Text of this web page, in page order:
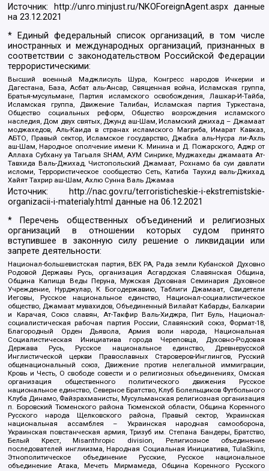
Источник: http://unro.minjust.ru/NKOForeignAgent.aspxданные
на23.12.2021
* Единый федеральный список организаций, в том числе
иностранных и международных организаций, признанных в
соответствии с законодательством Российской Федерации
террористическими:
Высший военный Маджлисуль Шура, Конгресс народов Ичкерии и
Дагестана, База, Асбат аль-Ансар, Священная война, Исламская группа,
Братья-мусульмане, Партия исламского освобождения, Лашкар-И-Тайба,
Исламская группа, Движение Талибан, Исламская партия Туркестана,
Общество социальных реформ, Общество возрождения исламского
наследия, Дом двух святых, Джунд аш-Шам, Исламский джихад – Джамаат
моджахедов, Аль-Каида в странах исламского Магриба, Имарат Кавказ,
АБТО, Правый сектор, Исламское государство, Джабха аль-Нусра ли-Ахль
аш-Шам, Народное ополчение имени К. Минина и Д. Пожарского, Аджр от
Аллаха Субхану уа Тагьаля SHAM, АУМ Синрике, Муджахеды джамаата Ат-
Тавхида Валь-Джихад, Чистопольский Джамаат, Рохнамо ба суи давлати
исломи, Террористическое сообщество Сеть, Катиба Таухид валь-Джихад,
Хайят Тахрир аш-Шам, Ахлю Сунна Валь Джамаа
Источник:
http://nac.gov.ru/terroristicheskie-i-ekstremistskie-
organizacii-i-materialy.html данные на06.12.2021
* Перечень общественных объединений и религиозных
организаций в отношении которых судом принято
вступившее в законную силу решение о ликвидации или
запрете деятельности:
Национал-большевистская партия, ВЕК РА, Рада земли Кубанской Духовно
Родовой Державы Русь, организация Асгардская Славянская Община,
Община Капища Веды Перуна, Мужская Духовная Семинария Духовное
Учреждение, Нурджулар, К Богодержавию, Таблиги Джамаат, Свидетели
Иеговы, Русское национальное единство, Национал-социалистическое
общество, Джамаат мувахидов, Объединенный Вилайат Кабарды, Балкарии
и Карачая, Союз славян, Ат-Такфир Валь-Хиджра, Пит Буль, Национал-
социалистическая рабочая партия России, Славянский союз, Формат-18,
Благородный Орден Дьявола, Армия воли народа, Национальная
Социалистическая Инициатива города Череповца, Духовно-Родовая
Держава Русь, Русское национальное единство, Древнерусской
Инглистической церкви Православных Староверов-Инглингов, Русский
общенациональный союз, Движение против нелегальной иммиграции,
Кровь и Честь, О свободе совести и о религиозных объединениях, Омская
организация общественного политического движения Русское
национальное единство, Северное Братство, Клуб Болельщиков Футбольного
Клуба Динамо, Файзрахманисты, Мусульманская религиозная организация
п. Боровский Тюменского района Тюменской области, Община Коренного
Русского народа Щелковского района, Правый сектор, Украинская
национальная ассамблея – Украинская народная самооборона,
Украинская повстанческая армия, Тризуб им. Степана Бандеры, Братство,
Белый Крест, Misanthropic division, Религиозное объединение
последователей инглиизма, Народная Социальная Инициатива, TulaSkins,
Этнополитическое объединение Русские, Русское национальное
объединение Атака, Мечеть Мирмамеда, Община Коренного Русского